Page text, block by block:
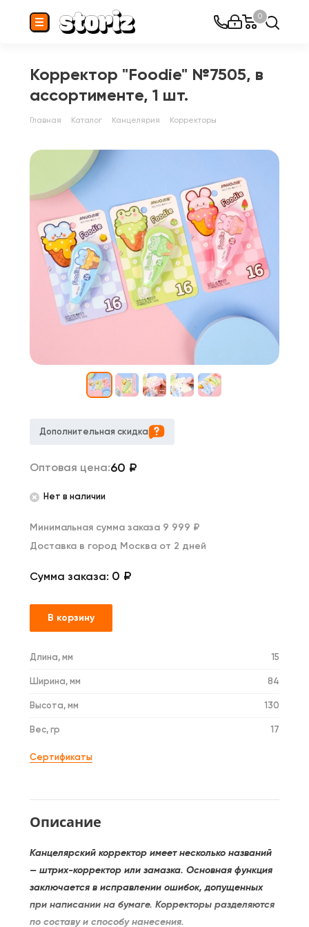
0
Корректор "Foodie" №7505, в
ассортименте, 1 шт.
Главная Каталог Канцелярия Корректоры
Дополнительная скидка
Оптовая цена:60 ₽
Нет в наличии
Минимальная сумма заказа 9 999 ₽
Доставка в город Москва от 2 дней
Сумма заказа: 0 ₽
В корзину
Длина, мм 15
Ширина, мм 84
Высота, мм 130
Вес, гр 17
Сертификаты
Описание
Канцелярский корректор имеет несколько названий
— штрих-корректор или замазка. Основная функция
заключается в исправлении ошибок, допущенных
при написании на бумаге. Корректоры разделяются
по составу и способу нанесения.